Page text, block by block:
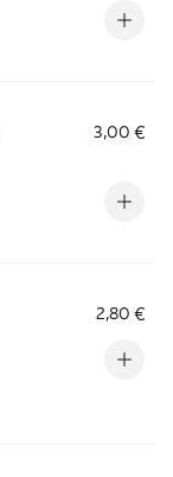
3,00 €
2,80 €